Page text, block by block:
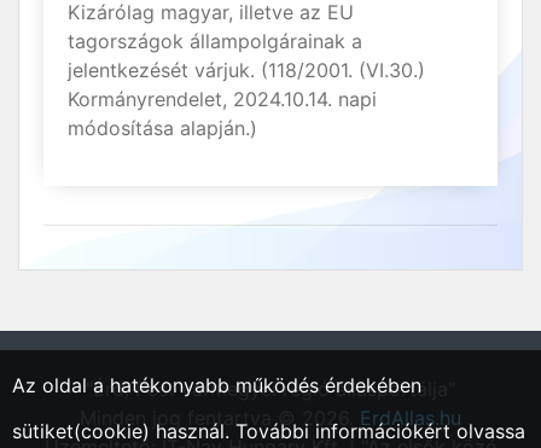
Kizárólag magyar, illetve az EU
tagországok állampolgárainak a
jelentkezését várjuk. (118/2001. (VI.30.)
Kormányrendelet, 2024.10.14. napi
módosítása alapján.)
"Érd, Pest vármegyei régió állásportálja"
Minden jog fentartva © 2026. ErdAllas.hu
Az oldal a hatékonyabb működés érdekében
sütiket(cookie) használ. További információkért olvassa